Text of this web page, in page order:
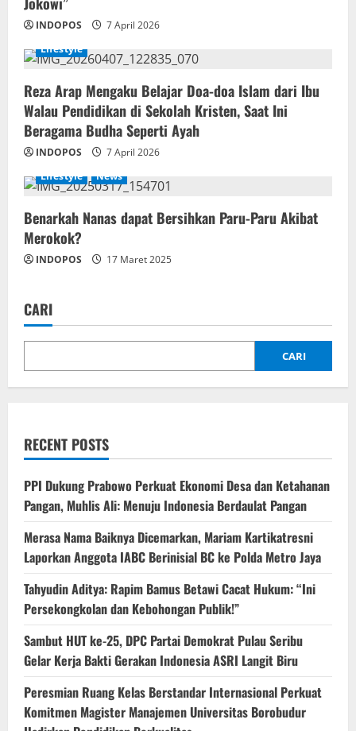
INDOPOS
7 April 2026
Lifestyle
Reza Arap Mengaku Belajar Doa-doa Islam dari Ibu
Walau Pendidikan di Sekolah Kristen, Saat Ini
Beragama Budha Seperti Ayah
INDOPOS
7 April 2026
Lifestyle
News
Benarkah Nanas dapat Bersihkan Paru-Paru Akibat
Merokok?
INDOPOS 17 Maret 2025
CARI
CARI
RECENT POSTS
PPI Dukung Prabowo Perkuat Ekonomi Desa dan Ketahanan
Pangan, Muhlis Ali: Menuju Indonesia Berdaulat Pangan
‎Merasa Nama Baiknya Dicemarkan, Mariam Kartikatresni
Laporkan Anggota IABC Berinisial BC ke Polda Metro Jaya
‎Tahyudin Aditya: Rapim Bamus Betawi Cacat Hukum: “Ini
Persekongkolan dan Kebohongan Publik!”
‎Sambut HUT ke-25, DPC Partai Demokrat Pulau Seribu
Gelar Kerja Bakti Gerakan Indonesia ASRI Langit Biru
Peresmian Ruang Kelas Berstandar Internasional Perkuat
Komitmen Magister Manajemen Universitas Borobudur